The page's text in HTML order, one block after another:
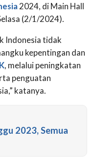
2024, di Main Hall
(2/1/2024).
Indonesia tidak
kepentingan dan
, melalui peningkatan
penguatan
katanya.
2023, Semua